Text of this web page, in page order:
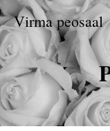
Virma peosaal